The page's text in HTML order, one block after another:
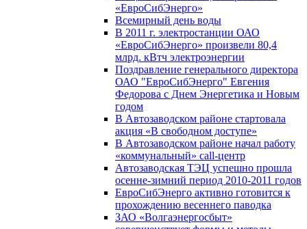
«ЕвроСибЭнерго»
Всемирный день воды
В 2011 г. электростанции ОАО
«ЕвроСибЭнерго» произвели 80,4
млрд. кВтч электроэнергии
Поздравление генерального директора
ОАО "ЕвроСибЭнерго" Евгения
Федорова с Днем Энергетика и Новым
годом
В Автозаводском районе стартовала
акция «В свободном доступе»
В Автозаводском районе начал работу
«коммунальный» call-центр
Автозаводская ТЭЦ успешно прошла
осенне-зимний период 2010-2011 годов
ЕвроСибЭнерго активно готовится к
прохождению весеннего паводка
ЗАО «Волгаэнергосбыт»